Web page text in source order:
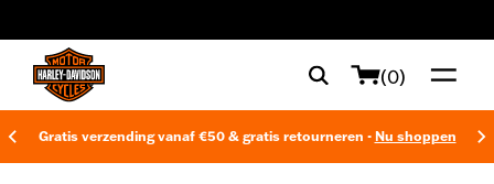
(0)
Gratis verzending vanaf €50 & gratis retourneren - Nu shoppen